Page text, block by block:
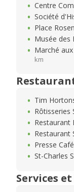
Centre
Société
Place
Musée des
Marché aux
km
Tim
Rôtisseries
Restaurant
Restaurant
Presse
St-Charles
Services